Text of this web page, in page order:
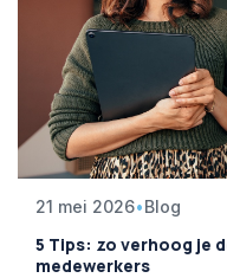
21 mei 2026•Blog
5 Tips: zo verhoog je
medewerkers